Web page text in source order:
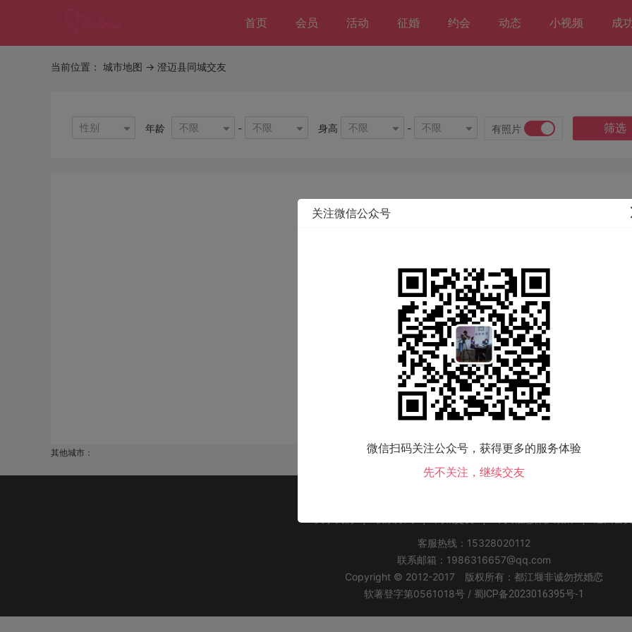
首页 会员 活动 征婚 约会 动态 小视频 成
当前位置： 城市地图 -> 澄迈县同城交友
性别 年龄 不限 - 不限 身高 不限 - 不限 有照片 筛选
该地区没有会员，换个城市试试！
其他城市：
客服热线：15328020112
联系邮箱：1986316657@qq.com
Copyright © 2012-2017 版权所有：都江堰非诚勿扰婚恋
软著登字第0561018号 / 蜀ICP备2023016395号-1
关注微信公众号
微信扫码关注公众号，获得更多的服务体验
先不关注，继续交友